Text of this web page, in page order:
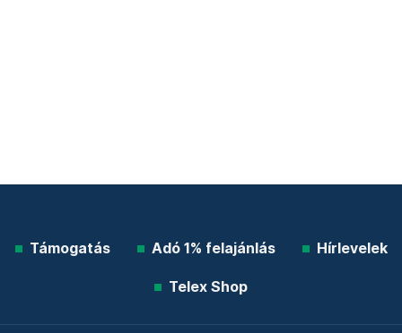
Támogatás Adó 1% felajánlás Hírlevelek
Telex Shop